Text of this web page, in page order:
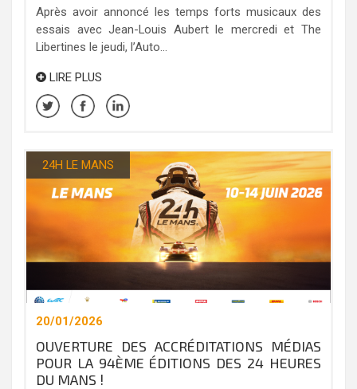
Après avoir annoncé les temps forts musicaux des
essais avec Jean-Louis Aubert le mercredi et The
Libertines le jeudi, l’Auto...
LIRE PLUS
24H LE MANS
20/01/2026
OUVERTURE DES ACCRÉDITATIONS MÉDIAS
POUR LA 94ÈME ÉDITIONS DES 24 HEURES
DU MANS !